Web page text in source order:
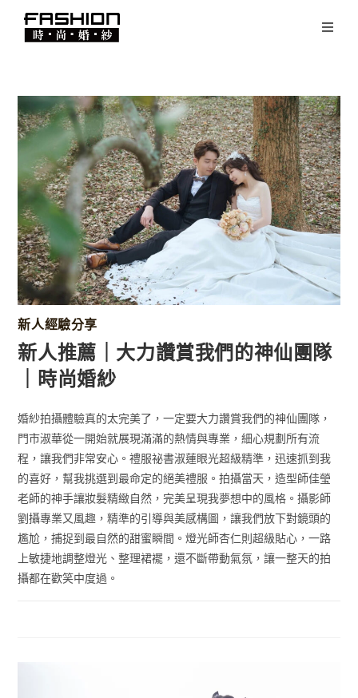
新人經驗分享
新人推薦｜大力讚賞我們的神仙團隊
｜時尚婚紗
婚紗拍攝體驗真的太完美了，一定要大力讚賞我們的神仙團隊，
門市淑華從一開始就展現滿滿的熱情與專業，細心規劃所有流
程，讓我們非常安心。禮服祕書淑蓮眼光超級精準，迅速抓到我
的喜好，幫我挑選到最命定的絕美禮服。拍攝當天，造型師佳瑩
老師的神手讓妝髮精緻自然，完美呈現我夢想中的風格。攝影師
劉攝專業又風趣，精準的引導與美感構圖，讓我們放下對鏡頭的
尷尬，捕捉到最自然的甜蜜瞬間。燈光師杏仁則超級貼心，一路
上敏捷地調整燈光、整理裙襬，還不斷帶動氣氛，讓一整天的拍
攝都在歡笑中度過。